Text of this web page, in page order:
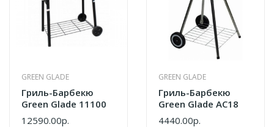
GREEN GLADE
Гриль-Барбекю
Green Glade 11100
12590.00р.
GREEN GLADE
Гриль-Барбекю
Green Glade AC18
4440.00р.